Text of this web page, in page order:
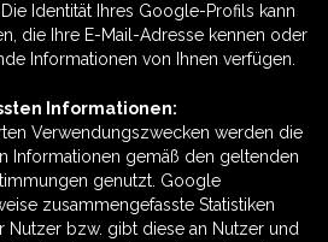
Identität Ihres Google-Profils kann
die Ihre E-Mail-Adresse kennen oder
Informationen von Ihnen verfügen.
Informationen:
Verwendungszwecken werden die
Informationen gemäß den geltenden
genutzt. Google
zusammengefasste Statistiken
Nutzer bzw. gibt diese an Nutzer und